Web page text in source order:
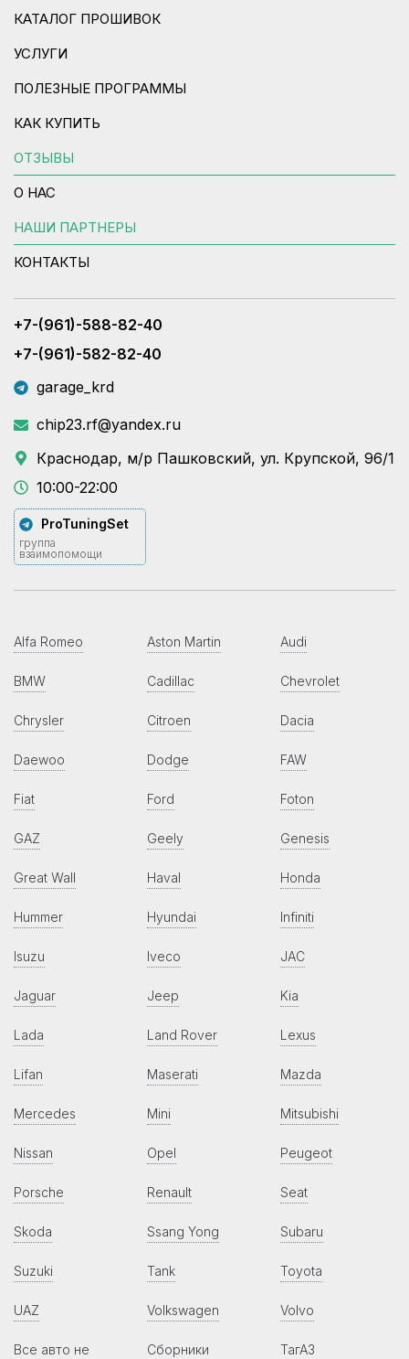
КАТАЛОГ ПРОШИВОК
УСЛУГИ
ПОЛЕЗНЫЕ ПРОГРАММЫ
КАК КУПИТЬ
ОТЗЫВЫ
О НАС
НАШИ ПАРТНЕРЫ
КОНТАКТЫ
+7-(961)-588-82-40
+7-(961)-582-82-40
garage_krd
chip23.rf@yandex.ru
Краснодар, м/р Пашковский, ул. Крупской, 96/1
10:00-22:00
ProTuningSet
группа
взаимопомощи
Alfa Romeo Aston Martin Audi
BMW Cadillac Chevrolet
Chrysler Citroen Dacia
Daewoo Dodge FAW
Fiat Ford Foton
GAZ Geely Genesis
Great Wall Haval Honda
Hummer Hyundai Infiniti
Isuzu Iveco JAC
Jaguar Jeep Kia
Lada Land Rover Lexus
Lifan Maserati Mazda
Mercedes Mini Mitsubishi
Nissan Opel Peugeot
Porsche Renault Seat
Skoda Ssang Yong Subaru
Suzuki Tank Toyota
UAZ Volkswagen Volvo
Все авто не Сборники ТагАЗ